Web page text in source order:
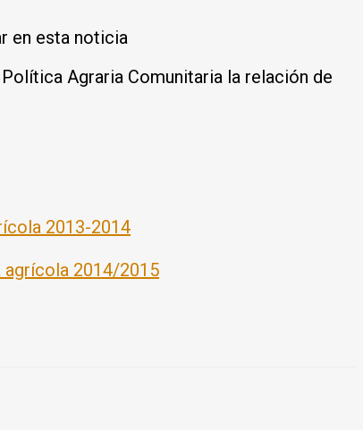
en esta noticia
Agraria Comunitaria la relación de
2013-2014
agrícola 2014/2015